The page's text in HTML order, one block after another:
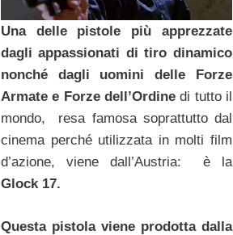
Una delle pistole più apprezzate
dagli appassionati di tiro dinamico
nonché dagli uomini delle Forze
Armate e Forze dell’Ordinedi tutto il
mondo, resa famosa soprattutto dal
cinema perché utilizzata in molti film
d’azione, viene dall’Austria: è la
Glock 17.
Questa pistola viene prodotta dalla